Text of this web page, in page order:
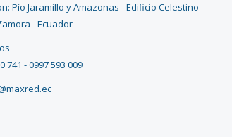
Pío Jaramillo y Amazonas - Edificio Celestino
- Ecuador
741 - 0997 593 009